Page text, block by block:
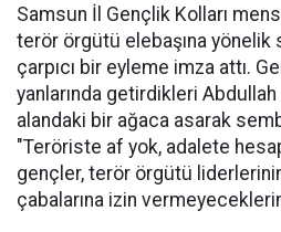
Samsun İl Gençlik Kolları
terör örgütü elebaşına
çarpıcı bir eyleme imza attı.
yanlarında getirdikleri Abdullah
alandaki bir ağaca asarak
"Teröriste af yok, adalete
gençler, terör örgütü
çabalarına izin